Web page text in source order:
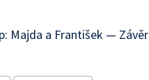
Majda a František — Závěr